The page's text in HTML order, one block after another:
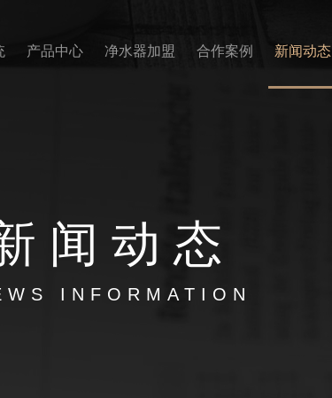
产品中心 净水器加盟 合作案例 新闻动态
闻 动态
INFORMATION